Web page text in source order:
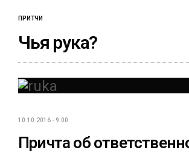
ПРИТЧИ
Чья рука?
10.10.2016 - 9:00
Причта об